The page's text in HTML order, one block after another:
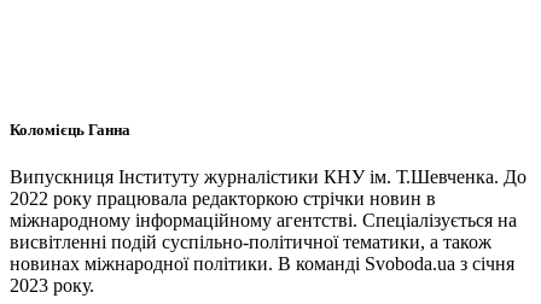
Коломієць Ганна
Випускниця Інституту журналістики КНУ ім. Т.Шевченка. До
2022 року працювала редакторкою стрічки новин в
міжнародному інформаційному агентстві. Спеціалізується на
висвітленні подій суспільно-політичної тематики, а також
новинах міжнародної політики. В команді Svoboda.ua з січня
2023 року.